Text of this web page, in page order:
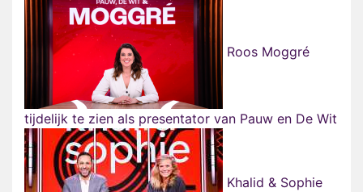
Roos Moggré
tijdelijk te zien als presentator van Pauw en De Wit
Khalid & Sophie